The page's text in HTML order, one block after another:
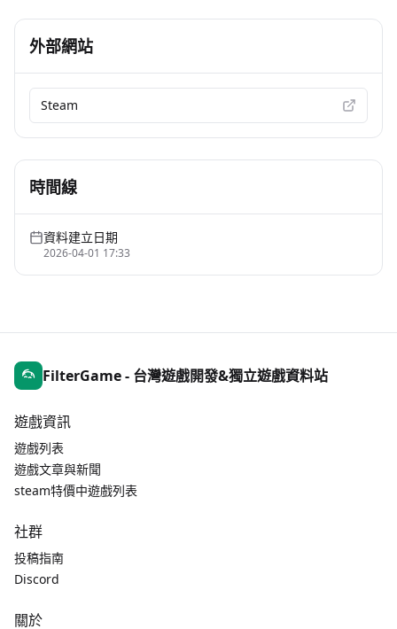
外部網站
Steam
時間線
資料建立日期
2026-04-01 17:33
FilterGame - 台灣遊戲開發&獨立遊戲資料站
遊戲資訊
遊戲列表
遊戲文章與新聞
steam特價中遊戲列表
社群
投稿指南
Discord
關於